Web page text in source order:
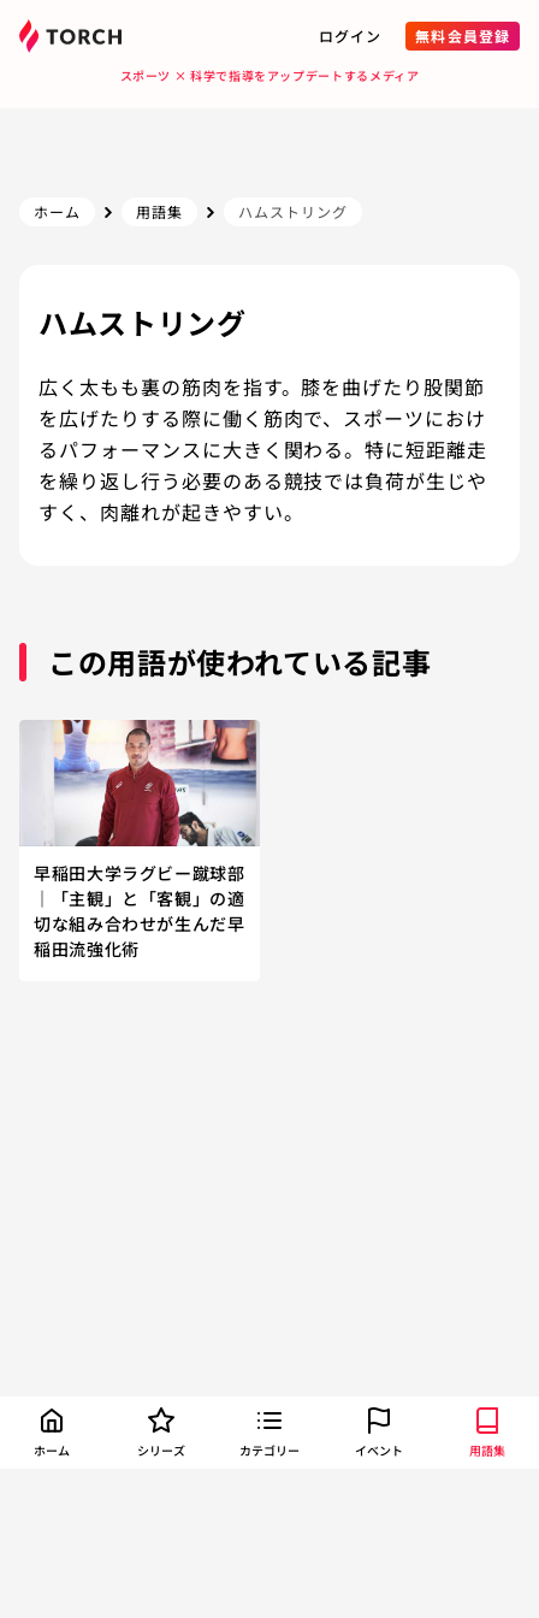
ログイン 無料会員登録
スポーツ × 科学で指導をアップデートするメディア
ホーム 用語集 ハムストリング
ハムストリング
広く太もも裏の筋肉を指す。膝を曲げたり股関節
を広げたりする際に働く筋肉で、スポーツにおけ
るパフォーマンスに大きく関わる。特に短距離走
を繰り返し行う必要のある競技では負荷が生じや
すく、肉離れが起きやすい。
この用語が使われている記事
早稲田大学ラグビー蹴球部
｜「主観」と「客観」の適
切な組み合わせが生んだ早
稲田流強化術
ホーム シリーズ カテゴリー イベント 用語集